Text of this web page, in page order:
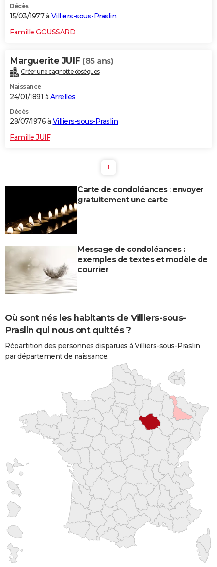
Décès
15/03/1977 à Villiers-sous-Praslin
Famille GOUSSARD
Marguerite JUIF (85 ans)
Créer une cagnotte obsèques
Naissance
24/01/1891 à Arrelles
Décès
28/07/1976 à Villiers-sous-Praslin
Famille JUIF
1
Carte de condoléances : envoyer
gratuitement une carte
Message de condoléances :
exemples de textes et modèle de
courrier
Où sont nés les habitants de Villiers-sous-
Praslin qui nous ont quittés ?
Répartition des personnes disparues à Villiers-sous-Praslin
par département de naissance.